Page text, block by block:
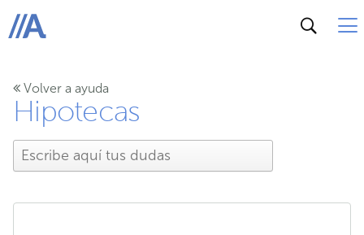
ABANCA
Volver a ayuda
Hipotecas